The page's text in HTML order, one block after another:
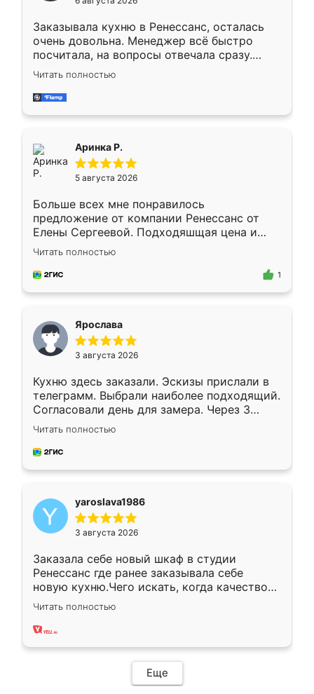
мебели буду заказывать только здесь.
Заказывала кухню в Ренессанс, осталась
очень довольна. Менеджер всё быстро
посчитала, на вопросы отвечала сразу.
Замерщик приехал в субботу, подошёл к
делу со всей ответственностью. Собрали
за день, ребята работали аккуратно, даже
Читать полностью
Аринка Р.
5 августа 2026
Больше всех мне понравилось
предложение от компании Ренессанс от
Елены Сергеевой. Подходяшщая цена и
короткие сроки изготовления. Приехавший
для замера сотрудник Владислав
предложил по моему эскизу самый
Читать полностью
1
Ярослава
3 августа 2026
Кухню здесь заказали. Эскизы прислали в
телеграмм. Выбрали наиболее подходящий.
Согласовали день для замера. Через 3
недели кухня была уже готова. Остались
довольны работой. Спасибо Ренессанс
мебель за качественную работу!
Читать полностью
yaroslava1986
3 августа 2026
Заказала себе новый шкаф в студии
Ренессанс где ранее заказывала себе
новую кухню.Чего искать, когда качеством
вполне довольна. Служит кухня уже почти
два года, нареканий нет.
Читать полностью
Еще